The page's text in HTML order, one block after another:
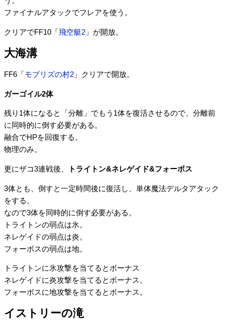
ファイナルアタックでフレアを使う。
クリアでFF10「 飛空艇2 」が開放。
大海溝
FF6「 モブリズの村2 」クリアで開放。
ガーゴイル2体
残り1体になると「分離」でもう1体を復活させるので、分離前
に同時的に倒す必要がある。
融合でHPを回復する。
物理のみ。
更にザコ3連戦後、 トライトン&ネレゲイド&フォーボス
3体とも、倒すと一定時間後に復活し、単体魔法デルタアタック
をする。
なので3体を同時的に倒す必要がある。
トライトンの弱点は氷。
ネレゲイドの弱点は炎。
フォーボスの弱点は地。
トライトンに氷攻撃を当てるとボーナス
ネレゲイドに炎攻撃を当てるとボーナス。
フォーボスに地攻撃を当てるとボーナス。
イストリーの滝